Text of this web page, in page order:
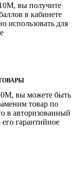
вы получите
в кабинете
использовать для
вы можете быть
товар по
в авторизованный
гарантийное